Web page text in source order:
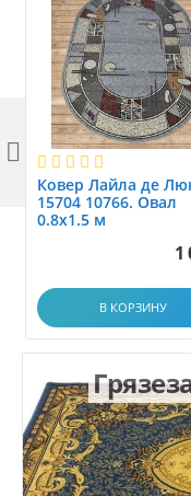
Ковер Лайла де
15704 10766. Овал
0.8x1.5 м
1
В КОРЗИНУ
